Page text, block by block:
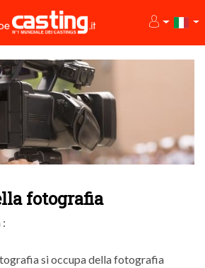
fotografia
si occupa della fotografia